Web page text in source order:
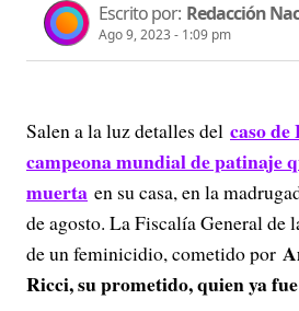
Escrito por: Redacción
Ago 9, 2023 - 1:09 pm
Salen a la luz detalles del caso
campeona mundial de patinaje
muerta en su casa, en la
de agosto. La Fiscalía General de
de un feminicidio, cometido por
Ricci, su prometido, quien ya